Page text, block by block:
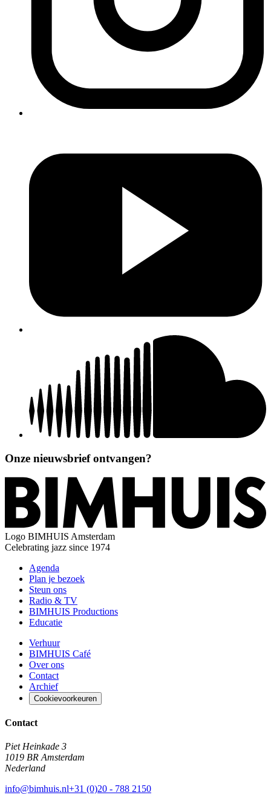
Onze nieuwsbrief ontvangen?
Logo BIMHUIS Amsterdam
Celebrating jazz since 1974
Agenda
Plan je bezoek
Steun ons
Radio & TV
BIMHUIS Productions
Educatie
Verhuur
BIMHUIS Café
Over ons
Contact
Archief
Cookievoorkeuren
Contact
Piet Heinkade 3
1019 BR Amsterdam
Nederland
info@bimhuis.nl+31 (0)20 - 788 2150